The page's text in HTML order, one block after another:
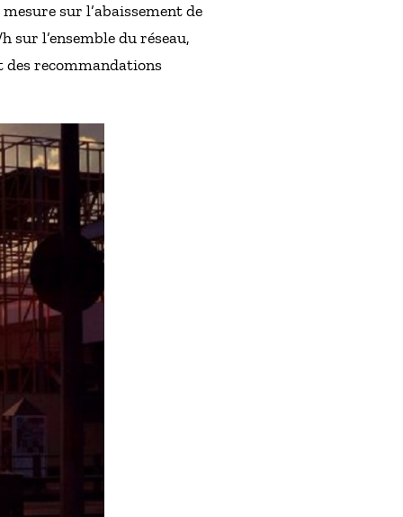
sur l’abaissement de
sur l’ensemble du réseau,
des recommandations